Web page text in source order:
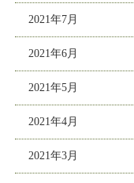
2021年7月
2021年6月
2021年5月
2021年4月
2021年3月